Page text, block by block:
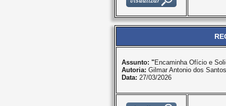
Assunto: "Encaminha Ofício e
Autoria: Gilmar Antonio dos Santos
Data: 27/03/2026